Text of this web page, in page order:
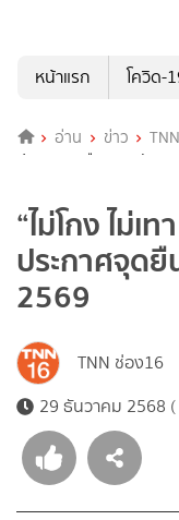
หน้าแรก
โควิด-
อ่าน ข่าว
ประกาศจุดยืนพรรครักชา
“ไม่โกง ไม่เ
ประกาศจุด
2569
TNN ช่อง16
29 ธันวาคม 2568